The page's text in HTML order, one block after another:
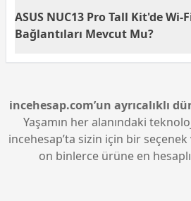
tasarruf sağlarken, güçlü
uygulamaları rahatça çalıştırma
Thunderbolt 4 ve USB 3.2 gibi
seçenekleri verimliliğinizi artırır.
ASUS NUC13 Pro Tall Kit'de Wi-
Bağlantıları Mevcut Mu?
Evet, ASUS NUC13 Pro, hem Wi-
etmelerine olanak tanır.
incehesap.com’un ayrıcalıklı
Yaşamın her alanındaki
incehesap’ta sizin için bir
on binlerce ürüne en